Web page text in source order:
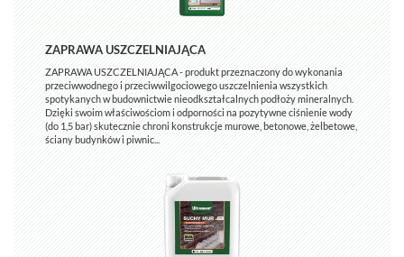
ZAPRAWA USZCZELNIAJĄCA
ZAPRAWA USZCZELNIAJĄCA - produkt przeznaczony do wykonania
przeciwwodnego i przeciwwilgociowego uszczelnienia wszystkich
spotykanych w budownictwie nieodkształcalnych podłoży mineralnych.
Dzięki swoim właściwościom i odporności na pozytywne ciśnienie wody
(do 1,5 bar) skutecznie chroni konstrukcje murowe, betonowe, żelbetowe,
ściany budynków i piwnic...